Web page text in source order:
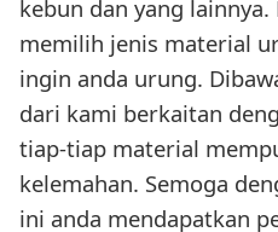
kebun dan yang
memilih jenis material
ingin anda urung.
dari kami berkaitan
tiap-tiap material
kelemahan. Semoga
ini anda mendapatkan